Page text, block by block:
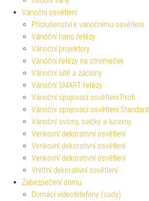
Vánoční osvětlení
Příslušenství k vánočnímu osvětlení
Vánoční nano řetězy
Vánoční projektory
Vánoční řetězy na stromeček
Vánoční sítě a záclony
Vánoční SMART řetězy
Vánoční spojovací osvětlení Profi
Vánoční spojovací osvětlení Standard
Vánoční svícny, svíčky a lucerny
Venkovní dekorativní osvětlení
Venkovní dekorativní osvětlení
Venkovní dekorativní osvětlení
Vnitřní dekorativní osvětlení
Zabezpečení domu
Domácí videotelefony (sady)